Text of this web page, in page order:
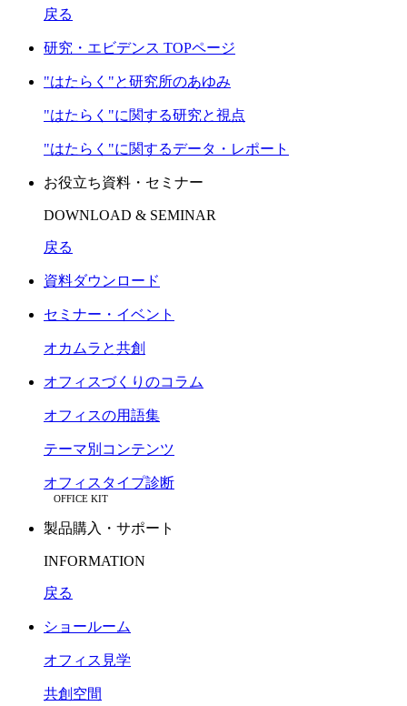
戻る
研究・エビデンス TOPページ
"はたらく"と研究所のあゆみ
"はたらく"に関する研究と視点
"はたらく"に関するデータ・レポート
お役立ち資料・セミナー
DOWNLOAD & SEMINAR
戻る
資料ダウンロード
セミナー・イベント
オカムラと共創
オフィスづくりのコラム
オフィスの用語集
テーマ別コンテンツ
オフィスタイプ診断
OFFICE KIT
製品購入・サポート
INFORMATION
戻る
ショールーム
オフィス見学
共創空間